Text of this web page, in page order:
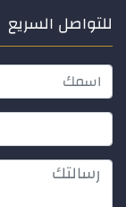
للتواصل السريع